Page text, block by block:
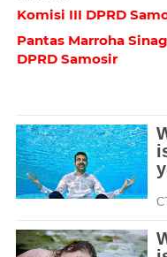
Komisi III DPRD
Pantas Marroha
DPRD Samosir